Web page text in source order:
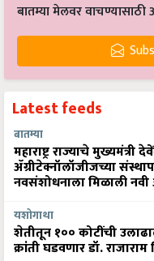
बातम्या मेलवर
Latest feeds
बातम्या
महाराष्ट्र राज्याचे मुख्यमंत्री
ॲग्रीटेक्नॉलॉजीजच्या
नवसंशोधनाला मिळाली
यशोगाथा
शेतीतून १०० कोटींची
क्रांती घडवणार डॉ. राजाराम